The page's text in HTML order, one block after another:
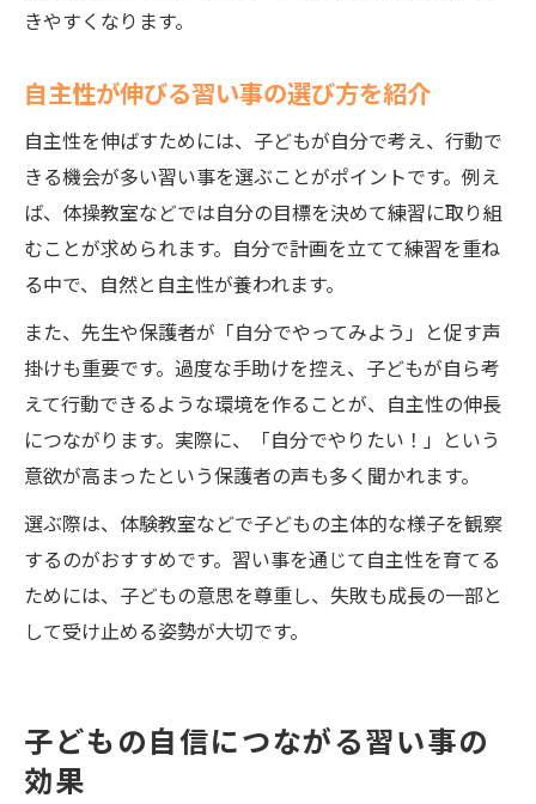
きやすくなります。
自主性が伸びる習い事の選び方を紹介
自主性を伸ばすためには、子どもが自分で考え、行動で
きる機会が多い習い事を選ぶことがポイントです。例え
ば、体操教室などでは自分の目標を決めて練習に取り組
むことが求められます。自分で計画を立てて練習を重ね
る中で、自然と自主性が養われます。
また、先生や保護者が「自分でやってみよう」と促す声
掛けも重要です。過度な手助けを控え、子どもが自ら考
えて行動できるような環境を作ることが、自主性の伸長
につながります。実際に、「自分でやりたい！」という
意欲が高まったという保護者の声も多く聞かれます。
選ぶ際は、体験教室などで子どもの主体的な様子を観察
するのがおすすめです。習い事を通じて自主性を育てる
ためには、子どもの意思を尊重し、失敗も成長の一部と
して受け止める姿勢が大切です。
子どもの自信につながる習い事の
効果